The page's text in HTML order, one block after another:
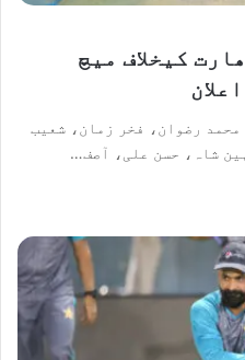
کیخلاف میچ
محمد رضوان، فخر زمان، شعیب
شاہ، حسن علی، آصف…